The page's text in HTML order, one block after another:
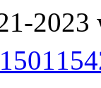
2023